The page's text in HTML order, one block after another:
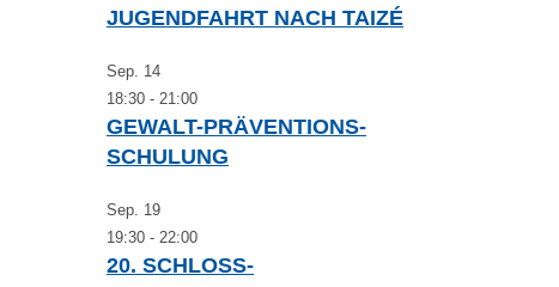
JUGENDFAHRT NACH TAIZÉ
Sep. 14
18:30 - 21:00
GEWALT-PRÄVENTIONS-
SCHULUNG
Sep. 19
19:30 - 22:00
20. SCHLOSS-